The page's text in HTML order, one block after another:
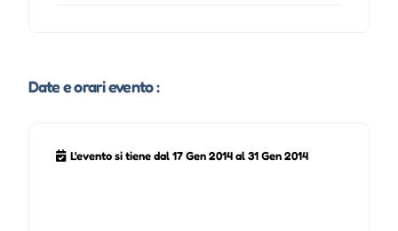
Date e orari evento :
L'evento si tiene dal 17 Gen 2014 al 31 Gen 2014